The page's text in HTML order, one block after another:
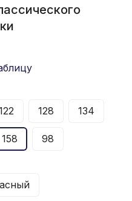
128 134
158 98